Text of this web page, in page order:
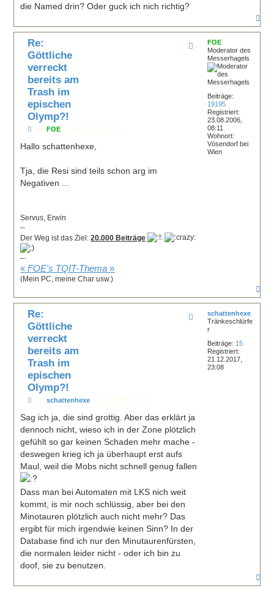
die Named drin? Oder guck ich nich richtig?
N
a
c
FOE
Moderator des
Messerhagels
Beiträge:
19195
Registriert:
23.08.2006,
08:11
Wohnort:
Vösendorf bei
Wien
Re:
Göttliche
verreckt
bereits am
Trash im
epischen
Olymp?!
i
g
vonFOE 28.02.2025, 14:02
Hallo schattenhexe,
Tja, die Resi sind teils schon arg im
Negativen ...
Servus, Erwin
--
Der Weg ist das Ziel:20.000 Beiträge
--
«FOE's TQIT-Thema »
(Mein PC, meine Char usw.)
N
a
c
schattenhexe
Tränkeschlürfe
r
Beiträge: 15
Registriert:
21.12.2017,
23:08
Re:
Göttliche
verreckt
bereits am
Trash im
epischen
Olymp?!
i
t
r
a
g
vonschattenhexe 28.02.2025, 19:19
Sag ich ja, die sind grottig. Aber das erklärt ja
dennoch nicht, wieso ich in der Zone plötzlich
gefühlt so gar keinen Schaden mehr mache -
deswegen krieg ich ja überhaupt erst aufs
Maul, weil die Mobs nicht schnell genug fallen
Dass man bei Automaten mit LKS nich weit
kommt, is mir noch schlüssig, aber bei den
Minotauren plötzlich auch nicht mehr? Das
ergibt für mich irgendwie keinen Sinn? In der
Database find ich nur den Minutaurenfürsten,
die normalen leider nicht - oder ich bin zu
doof, sie zu benutzen.
N
a